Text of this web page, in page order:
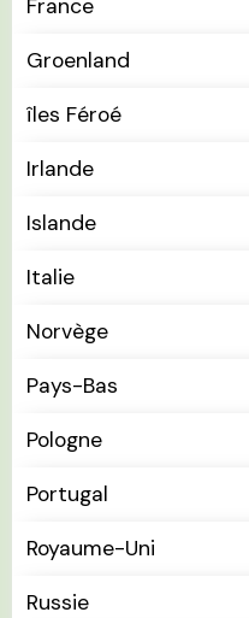
France
Groenland
îles Féroé
Irlande
Islande
Italie
Norvège
Pays-Bas
Pologne
Portugal
Royaume-Uni
Russie